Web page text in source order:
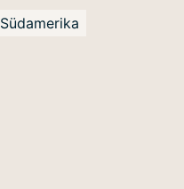
Südamerika